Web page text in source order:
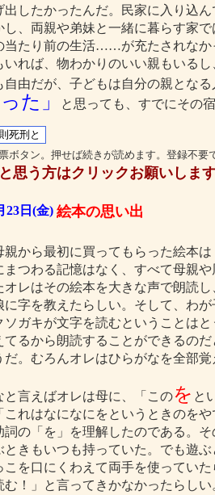
したかったんだ。民家に入り込
し、両親や弟妹と一緒に暮らす家
当たり前の生活……が充たされなか
いれば、物わかりのいい親もいる
自由だが、子どもは自分の親とな
た」 と思っても、すでにその
ボタン。押せば続きが読めます。登録不要
思う方はクリックお願いしま
23日(金) 絵本の思い出
から最初に買ってもらった絵本は
まつわる記憶はなく、すべて母親
オレはその絵本を大きな声で朗読
に字を教えたらしい。そして、わ
ソガキが文字を読むということは
てるから朗読することができるの
だ。むろんオレはひらがなを全部
言えばオレは母に、「このを と
これはなになにをというときのを
詞の「を」を理解したのである。
ときもいつも持っていた。でも遊
こを口にくわえて両手を使ってい
む！」と言ってきかなかったらし